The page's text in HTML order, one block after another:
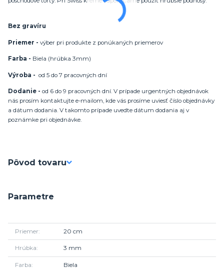
Bez gravíru
Priemer - výber pri produkte z ponúkaných priemerov
Farba - Biela (hrúbka 3mm)
Výroba - od 5 do 7 pracovných dní
Dodanie - od 6 do 9 pracovných dní. V prípade urgentných objednávok
nás prosím kontaktujte e-mailom, kde vás prosíme uviesť číslo objednávky
a dátum dodania. V takomto prípade uvedte dátum dodania aj v
poznámke pri objednávke.
Pôvod tovaru
Parametre
Priemer 20 cm
Hrúbka 3 mm
Farba Biela